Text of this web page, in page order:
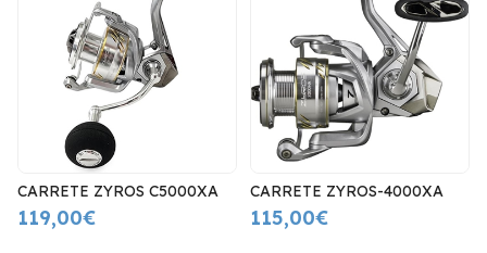
CARRETE ZYROS C5000XA
119,00€
CARRETE ZYROS-4000XA
115,00€